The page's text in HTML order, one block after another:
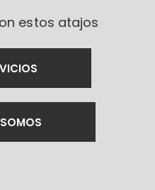
estos atajos